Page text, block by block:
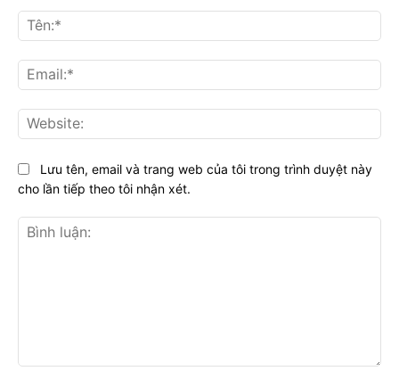
Lưu tên, email và trang web của tôi trong trình duyệt này
cho lần tiếp theo tôi nhận xét.